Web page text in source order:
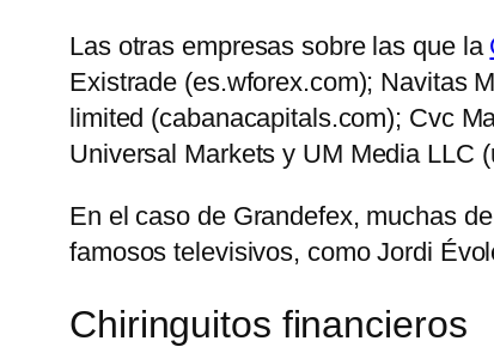
Las otras empresas sobre las que la
Existrade (es.wforex.com); Navitas
limited (cabanacapitals.com); Cvc
Universal Markets y UM Media LLC
En el caso de Grandefex, muchas
famosos televisivos, como Jordi
Chiringuitos financieros